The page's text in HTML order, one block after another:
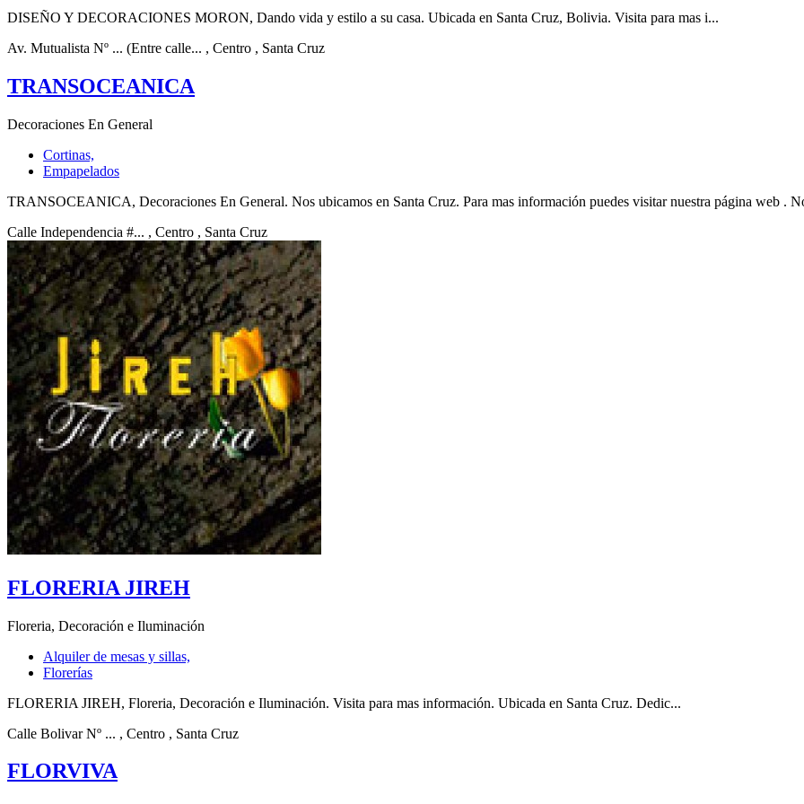
DISEÑO Y DECORACIONES MORON, Dando vida y estilo a su casa. Ubicada en Santa Cruz, Bolivia. Visita para mas i...
Av. Mutualista Nº ... (Entre calle... , Centro , Santa Cruz
TRANSOCEANICA
Decoraciones En General
Cortinas,
Empapelados
TRANSOCEANICA, Decoraciones En General. Nos ubicamos en Santa Cruz. Para mas información puedes visitar nuestra página web .
Calle Independencia #... , Centro , Santa Cruz
FLORERIA JIREH
Floreria, Decoración e Iluminación
Alquiler de mesas y sillas,
Florerías
FLORERIA JIREH, Floreria, Decoración e Iluminación. Visita para mas información. Ubicada en Santa Cruz. Dedic...
Calle Bolivar Nº ... , Centro , Santa Cruz
FLORVIVA